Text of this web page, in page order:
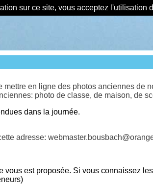
sur ce site, vous acceptez
mettre en ligne des photos anciennes
photo de classe, de maison, de
dans la journée.
adresse:
vous est proposée. Si vous connaissez